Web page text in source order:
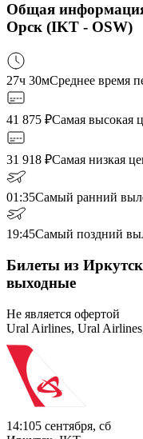
Общая
Орск (IKT - OSW)
27ч 30мСреднее время
41 875 ₽Самая высокая
31 918 ₽Самая низкая
01:35Самый ранний
19:45Самый поздний
Билеты из
выходные
Не является офертой
Ural Airlines, Ural
14:105 сентября, сб